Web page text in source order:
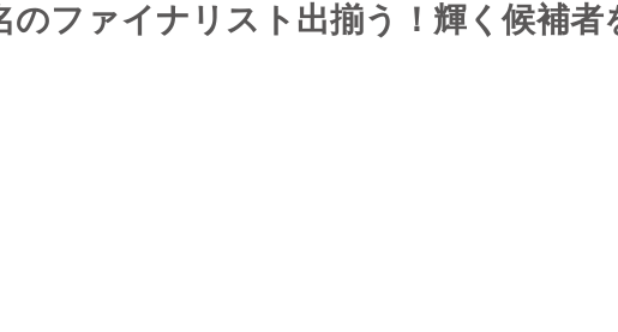
のファイナリスト出揃う！輝く候補者